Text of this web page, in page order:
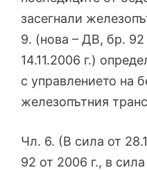
засегнали
9. (нова – ДВ, бр. 92
14.11.2006 г.)
с управлението на
железопътния
Чл. 6. (В сила от
92 от 2006 г., в